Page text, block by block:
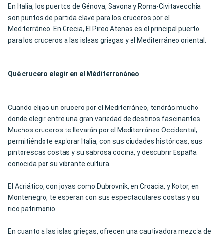
En Italia, los puertos de Génova, Savona y Roma-Civitavecchia
son puntos de partida clave para los cruceros por el
Mediterráneo. En Grecia, El Pireo Atenas es el principal puerto
para los cruceros a las isleas griegas y el Mediterráneo oriental.
Qué crucero elegir en el Méditerranáneo
Cuando elijas un crucero por el Mediterráneo, tendrás mucho
donde elegir entre una gran variedad de destinos fascinantes.
Muchos cruceros te llevarán por el Mediterráneo Occidental,
permitiéndote explorar Italia, con sus ciudades históricas, sus
pintorescas costas y su sabrosa cocina, y descubrir España,
conocida por su vibrante cultura.
El Adriático, con joyas como Dubrovnik, en Croacia, y Kotor, en
Montenegro, te esperan con sus espectaculares costas y su
rico patrimonio.
En cuanto a las islas griegas, ofrecen una cautivadora mezcla de